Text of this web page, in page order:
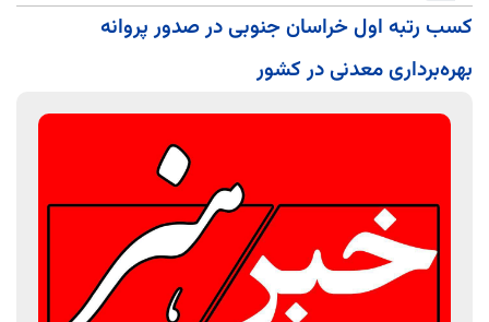
کسب رتبه اول خراسان جنوبی در صدور پروانه
بهره‌برداری معدنی در کشور